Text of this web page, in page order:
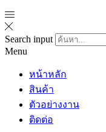
Search input
Menu
หน้าหลัก
สินค้า
ตัวอย่างงาน
ติดต่อ